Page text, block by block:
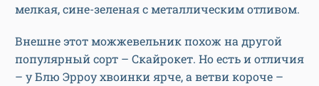
мелкая, сине-зеленая с металлическим отливом.
Внешне этот можжевельник похож на другой
популярный сорт – Скайрокет. Но есть и отличия
– у Блю Эрроу хвоинки ярче, а ветви короче –